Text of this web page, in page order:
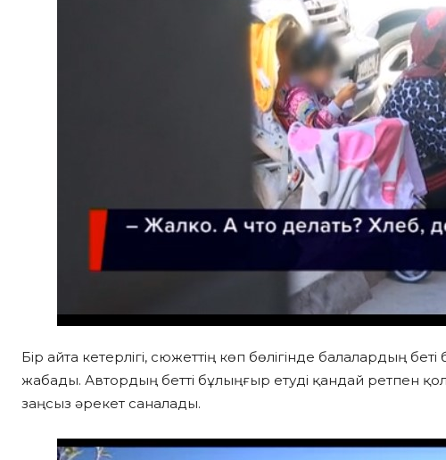
Бір айта кетерлігі, сюжеттің көп бөлігінде балалардың
жабады. Автордың бетті бұлыңғыр етуді қандай ретпен
заңсыз әрекет саналады.